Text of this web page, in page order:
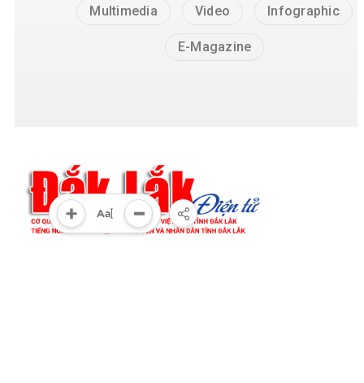
Multimedia Video Infographic
E-Magazine